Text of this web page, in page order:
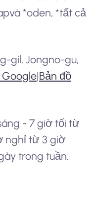
và *oden, *tất cả
gil, Jongno-gu,
Google|Bản đồ
- 7 giờ tối từ
nghỉ từ 3 giờ
trong tuần.